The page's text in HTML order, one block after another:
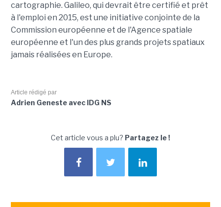
cartographie. Galileo, qui devrait être certifié et prêt
à l'emploi en 2015, est une initiative conjointe de la
Commission européenne et de l'Agence spatiale
européenne et l'un des plus grands projets spatiaux
jamais réalisées en Europe.
Article rédigé par
Adrien Geneste avec IDG NS
Cet article vous a plu? Partagez le !